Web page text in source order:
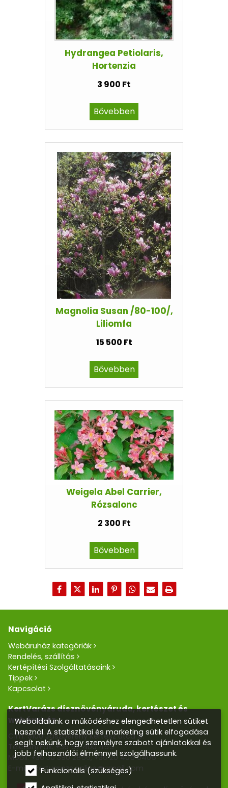
Hydrangea Petiolaris,
Hortenzia
3 900 Ft
Bővebben
Magnolia Susan /80-100/,
Liliomfa
15 500 Ft
Bővebben
Weigela Abel Carrier,
Rózsalonc
2 300 Ft
Bővebben
Navigáció
Webáruház kategóriák
Rendelés, szállítás
Kertépítési Szolgáltatásaink
Tippek
Kapcsolat
KertVarázs dísznövényáruda, kertészet és
webáruház
Cím: 5100 Jászberény Kertész utca 5.
Telefon/Fax: +36 57 400 455
Mobil:+36 30 390 2856,+36 20 405 0405
E-mail:kertvarazs.online@gmail.com
Weboldalunk a működéshez elengedhetetlen sütiket
használ. A statisztikai és marketing sütik elfogadása
segít nekünk, hogy személyre szabott ajánlatokkal és
jobb felhasználói élménnyel szolgálhassunk.
Funkcionális (szükséges)